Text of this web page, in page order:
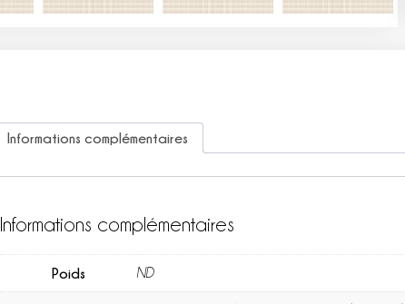
Informations complémentaires
Informations complémentaires
Poids ND